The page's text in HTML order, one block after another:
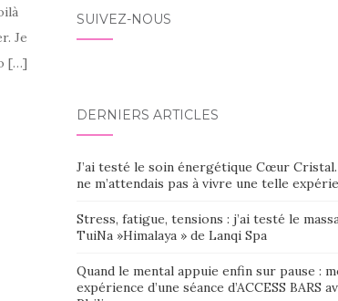
Je
[…]
SUIVEZ-NOUS
DERNIERS ARTICLES
J’ai testé le soin énergétique Cœur
ne m’attendais pas à vivre une telle
Stress, fatigue, tensions : j’ai testé le
TuiNa »Himalaya » de Lanqi Spa
Quand le mental appuie enfin sur pause :
expérience d’une séance d’ACCESS BARS